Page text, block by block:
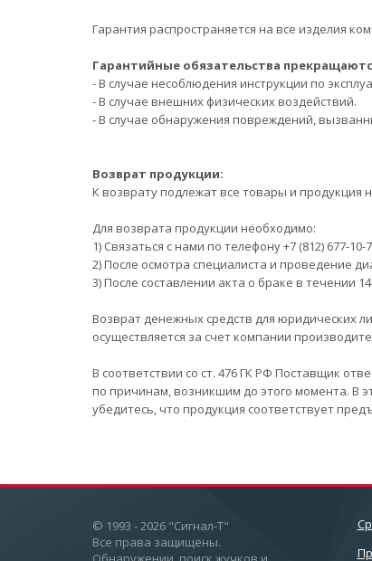
Гарантия распространяется на все изделия
Гарантийные обязательства
- В случае несоблюдения инструкции по
- В случае внешних физических воздействий.
- В случае обнаружения повреждений,
Возврат продукции:
К возврату подлежат все товары и продукция
Для возврата продукции необходимо:
1) Связаться с нами по телефону +7 (812) 677-
2) После осмотра специалиста и проведение
3) После составлении акта о браке в течении
Возврат денежных средств для юридических
осуществляется за счет компании
В соответствии со ст. 476 ГК РФ Поставщик
по причинам, возникшим до этого момента. В
убедитесь, что продукция соответствует
© 1993 - 2026 "Сигнал-Т"
Все права защищены.